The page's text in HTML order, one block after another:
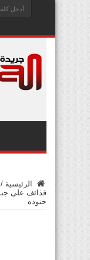
الرئيسية /
جنوده